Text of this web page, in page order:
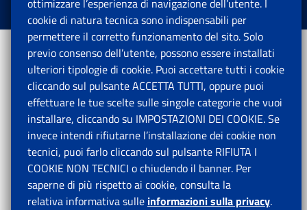
Tutti i diritti riservati.
ottimizzare l’esperienza di navigazione dell’utente. I
cookie di natura tecnica sono indispensabili per
permettere il corretto funzionamento del sito. Solo
previo consenso dell’utente, possono essere installati
ulteriori tipologie di cookie. Puoi accettare tutti i cookie
cliccando sul pulsante ACCETTA TUTTI, oppure puoi
effettuare le tue scelte sulle singole categorie che vuoi
installare, cliccando su IMPOSTAZIONI DEI COOKIE. Se
invece intendi rifiutarne l’installazione dei cookie non
tecnici, puoi farlo cliccando sul pulsante RIFIUTA I
COOKIE NON TECNICI o chiudendo il banner. Per
saperne di più rispetto ai cookie, consulta la
relativa informativa sulle informazioni sulla privacy.